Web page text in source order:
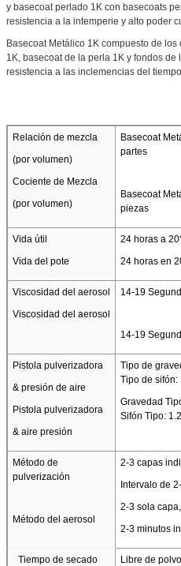
y basecoat perlado 1K con basecoats
resistencia a la intemperie y alto poder
Basecoat Metálico 1K compuesto de
1K, basecoat de la perla 1K y fondos
resistencia a las inclemencias del
Relación de mezcla
(por volumen)
Cociente de Mezcla
(por volumen)
Basecoat
partes
Basecoat
piezas
Vida útil
Vida del pote
24 horas a
24 horas en
Viscosidad del aerosol
Viscosidad del aerosol
14-19
14-19
Pistola pulverizadora
& presión de aire
Pistola pulverizadora
& aire presión
Tipo de
Tipo de sifón:
Gravedad
Sifón Tipo:
Método de
pulverización
Método del aerosol
2-3 capas
Intervalo de
2-3 sola
2-3 minutos
Tiempo de secado
Libre de